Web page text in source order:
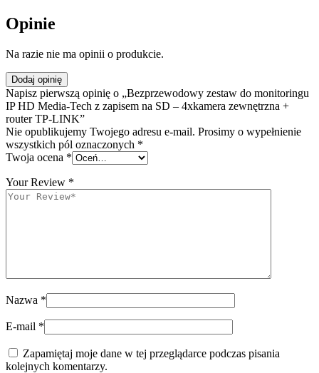
Opinie
Na razie nie ma opinii o produkcie.
Dodaj opinię
Napisz pierwszą opinię o „Bezprzewodowy zestaw do monitoringu
IP HD Media-Tech z zapisem na SD – 4xkamera zewnętrzna +
router TP-LINK”
Nie opublikujemy Twojego adresu e-mail. Prosimy o wypełnienie
wszystkich pól oznaczonych *
Twoja ocena *
Your Review *
Nazwa *
E-mail *
Zapamiętaj moje dane w tej przeglądarce podczas pisania
kolejnych komentarzy.